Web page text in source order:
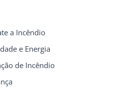
a Incêndio
e Energia
de Incêndio